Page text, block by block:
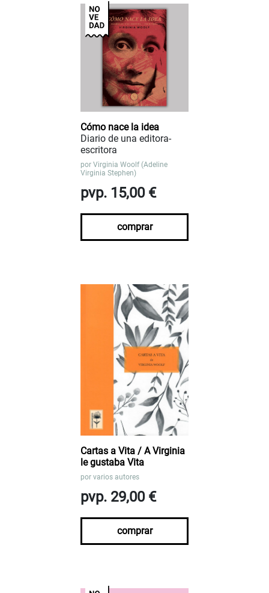
Cómo nace la idea
Diario de una editora-
escritora
por Virginia Woolf (Adeline
Virginia Stephen)
pvp. 15,00 €
comprar
Cartas a Vita / A Virginia
le gustaba Vita
por varios autores
pvp. 29,00 €
comprar